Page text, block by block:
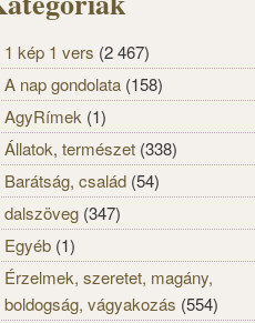
1 kép 1 vers (2 467)
A nap gondolata (158)
AgyRímek (1)
Állatok, természet (338)
Barátság, család (54)
dalszöveg (347)
Egyéb (1)
Érzelmek, szeretet, magány,
boldogság, vágyakozás (554)